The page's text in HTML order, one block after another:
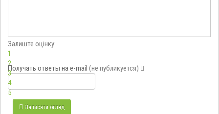
Залиште оцінку:
1
2
3
4
5
Получать ответы на e-mail (не публикуется)
Написати огляд